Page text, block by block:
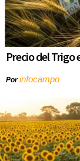
Precio del Trigo
Porinfocampo